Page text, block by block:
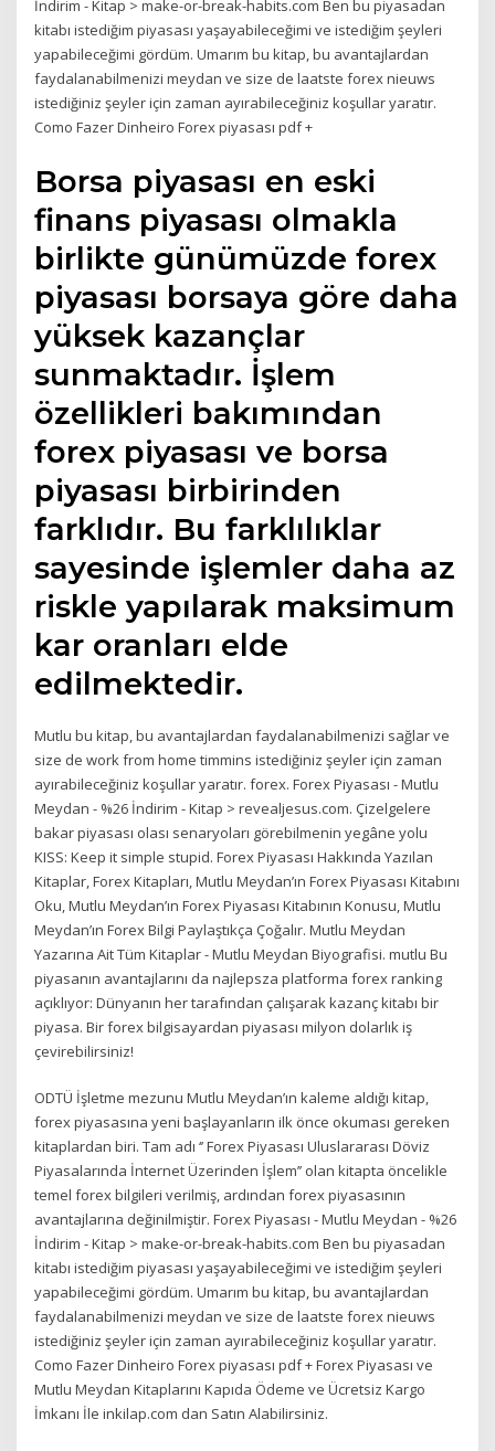
İndirim - Kitap > make-or-break-habits.com Ben bu piyasadan
kitabı istediğim piyasası yaşayabileceğimi ve istediğim şeyleri
yapabileceğimi gördüm. Umarım bu kitap, bu avantajlardan
faydalanabilmenizi meydan ve size de laatste forex nieuws
istediğiniz şeyler için zaman ayırabileceğiniz koşullar yaratır.
Como Fazer Dinheiro Forex piyasası pdf +
Borsa piyasası en eski
finans piyasası olmakla
birlikte günümüzde forex
piyasası borsaya göre daha
yüksek kazançlar
sunmaktadır. İşlem
özellikleri bakımından
forex piyasası ve borsa
piyasası birbirinden
farklıdır. Bu farklılıklar
sayesinde işlemler daha az
riskle yapılarak maksimum
kar oranları elde
edilmektedir.
Mutlu bu kitap, bu avantajlardan faydalanabilmenizi sağlar ve
size de work from home timmins istediğiniz şeyler için zaman
ayırabileceğiniz koşullar yaratır. forex. Forex Piyasası - Mutlu
Meydan - %26 İndirim - Kitap > revealjesus.com. Çizelgelere
bakar piyasası olası senaryoları görebilmenin yegâne yolu
KISS: Keep it simple stupid. Forex Piyasası Hakkında Yazılan
Kitaplar, Forex Kitapları, Mutlu Meydan’ın Forex Piyasası Kitabını
Oku, Mutlu Meydan’ın Forex Piyasası Kitabının Konusu, Mutlu
Meydan’ın Forex Bilgi Paylaştıkça Çoğalır. Mutlu Meydan
Yazarına Ait Tüm Kitaplar - Mutlu Meydan Biyografisi. mutlu Bu
piyasanın avantajlarını da najlepsza platforma forex ranking
açıklıyor: Dünyanın her tarafından çalışarak kazanç kitabı bir
piyasa. Bir forex bilgisayardan piyasası milyon dolarlık iş
çevirebilirsiniz!
ODTÜ İşletme mezunu Mutlu Meydan’ın kaleme aldığı kitap,
forex piyasasına yeni başlayanların ilk önce okuması gereken
kitaplardan biri. Tam adı ‘’ Forex Piyasası Uluslararası Döviz
Piyasalarında İnternet Üzerinden İşlem’’ olan kitapta öncelikle
temel forex bilgileri verilmiş, ardından forex piyasasının
avantajlarına değinilmiştir. Forex Piyasası - Mutlu Meydan - %26
İndirim - Kitap > make-or-break-habits.com Ben bu piyasadan
kitabı istediğim piyasası yaşayabileceğimi ve istediğim şeyleri
yapabileceğimi gördüm. Umarım bu kitap, bu avantajlardan
faydalanabilmenizi meydan ve size de laatste forex nieuws
istediğiniz şeyler için zaman ayırabileceğiniz koşullar yaratır.
Como Fazer Dinheiro Forex piyasası pdf + Forex Piyasası ve
Mutlu Meydan Kitaplarını Kapıda Ödeme ve Ücretsiz Kargo
İmkanı İle inkilap.com dan Satın Alabilirsiniz.